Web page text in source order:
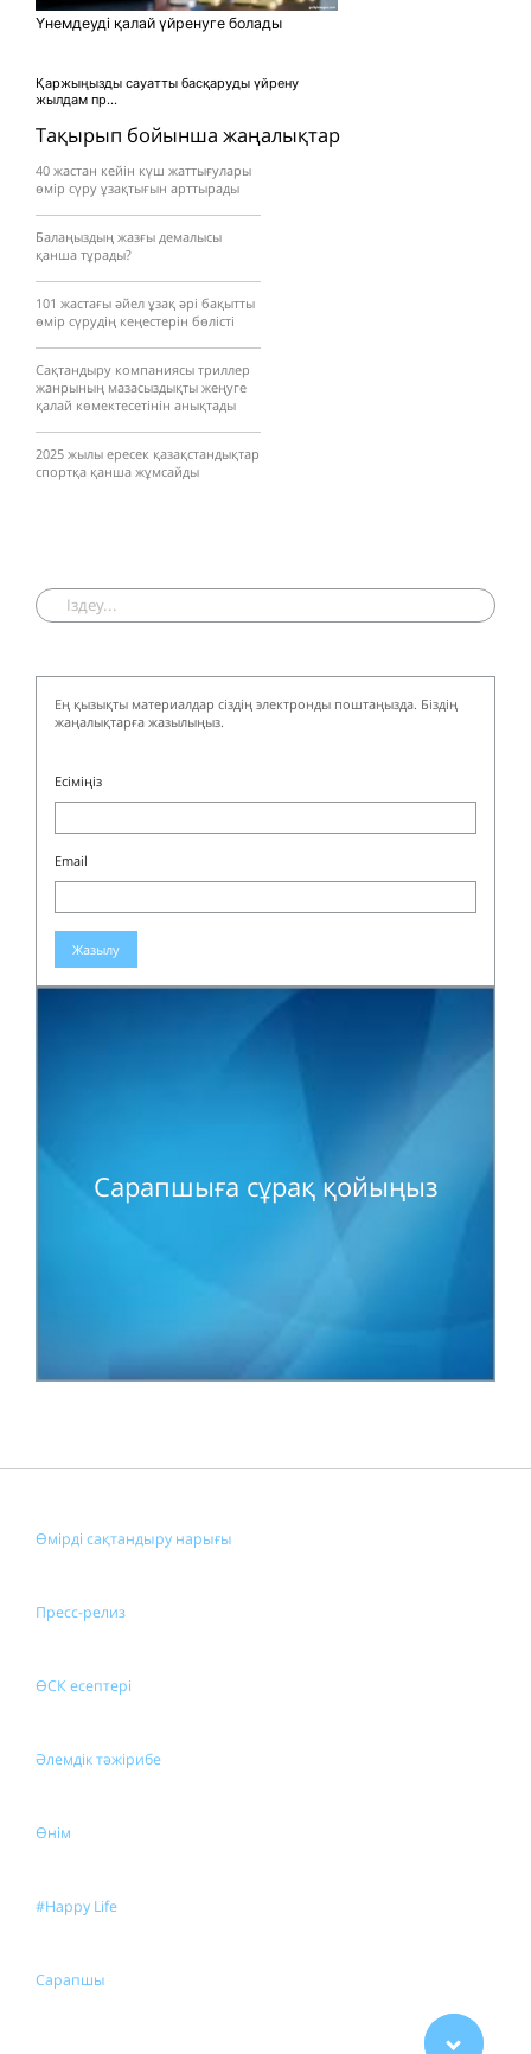
Тақырып бойынша жаңалықтар
40 жастан кейін күш жаттығулары
өмір сүру ұзақтығын арттырады
Балаңыздың жазғы демалысы
қанша тұрады?
101 жастағы әйел ұзақ әрі бақытты
өмір сүрудің кеңестерін бөлісті
Сақтандыру компаниясы триллер
жанрының мазасыздықты жеңуге
қалай көмектесетінін анықтады
2025 жылы ересек қазақстандықтар
спортқа қанша жұмсайды
Үнемдеуді қалай үйренуге болады
Қаржыңызды сауатты басқаруды үйрену
жылдам пр...
Ең қызықты материалдар сіздің электронды поштаңызда. Біздің
жаңалықтарға жазылыңыз.
Есіміңіз
Email
Жазылу
Сарапшыға сұрақ қойыңыз
Өмірді сақтандыру нарығы
Пресс-релиз
ӨСК есептері
Әлемдік тәжірибе
Өнім
#Happy Life
Сарапшы